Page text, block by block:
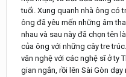
tuổi. Xung quanh nhà ông có
ông đã yêu mến những âm
nhau và sau này đã chọn tên
của ông với những cây tre
văn nghệ với các nghệ sĩ ở ty
gian ngắn, rồi lên Sài Gòn